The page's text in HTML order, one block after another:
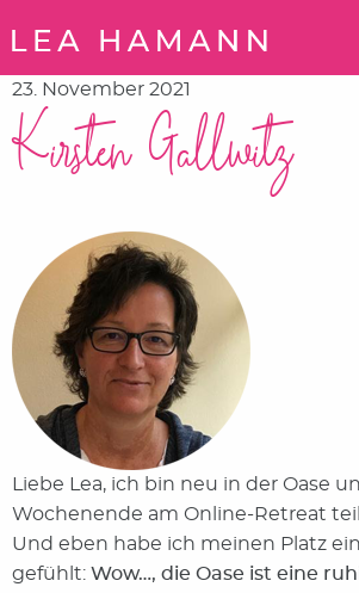
23. November 2021
Kirsten Gallwitz
Liebe Lea, ich bin neu in der Oase
Wochenende am Online-Retreat
Und eben habe ich meinen Platz
gefühlt: Wow…, die Oase ist eine